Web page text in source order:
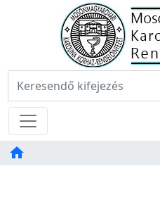
Főoldal
Keresés:
Menü
home